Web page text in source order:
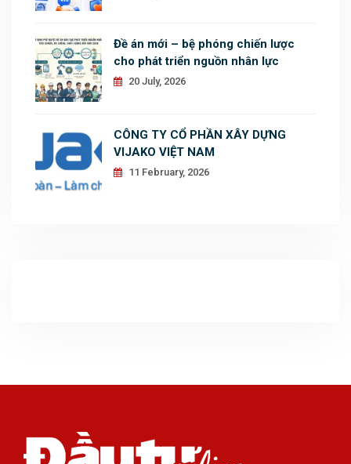
Đề án mới – bệ phóng chiến lược
cho phát triển nguồn nhân lực
20 July, 2026
CÔNG TY CỔ PHẦN XÂY DỰNG
VIJAKO VIỆT NAM
11 February, 2026